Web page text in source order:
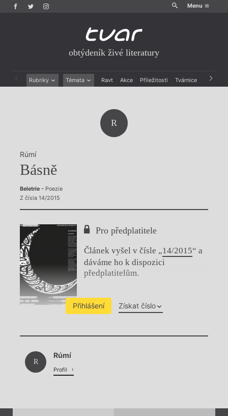
Menu
obtýdeník živé literatury
Rubriky Témata Ravt Akce Příležitosti Tvárnice Archiv
R
Rúmí
Básně
Beletrie– Poezie
Z čísla 14/2015
Pro předplatitele
Článek vyšel v čísle „14/2015“ a
dáváme ho k dispozici
předplatitelům.
Přihlášení Získat číslo
Chviličku.
R
Rúmí
Profil